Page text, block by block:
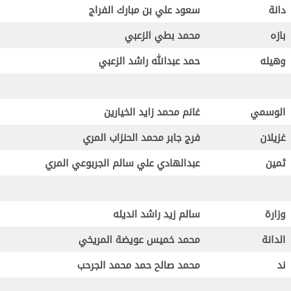
دانة سعود علي بن مبارك الفراج
بازه محمد بطي الزعبي
وهيله حمد عبدالله راشد الزعبي
الوسمي غانم محمد زايد الخيارين
غزيلان فرج جابر محمد الحنزاب المري
ثمين عبدالهادي علي سالم الجربوعي المري
وزارة سالم زيد راشد انديله
الدانة محمد خميس عويضة المريخي
ند محمد صالح حمد محمد الجرحب